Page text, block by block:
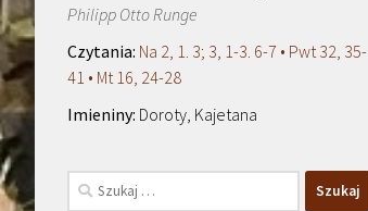
Philipp Otto Runge
Na 2, 1. 3; 3, 1-3. 6-7 • Pwt 32, 35-
41 • Mt 16, 24-28
Doroty, Kajetana
Szukaj: